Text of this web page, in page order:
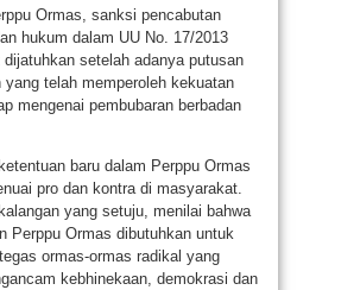
Ormas, sanksi pencabutan
hukum dalam UU No. 17/2013
dijatuhkan setelah adanya putusan
yang telah memperoleh kekuatan
mengenai pembubaran berbadan
baru dalam Perppu Ormas
pro dan kontra di masyarakat.
yang setuju, menilai bahwa
Perppu Ormas dibutuhkan untuk
ormas-ormas radikal yang
kebhinekaan, demokrasi dan